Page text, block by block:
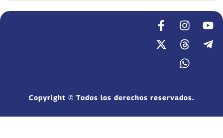
Copyright © Todos los derechos reservados.